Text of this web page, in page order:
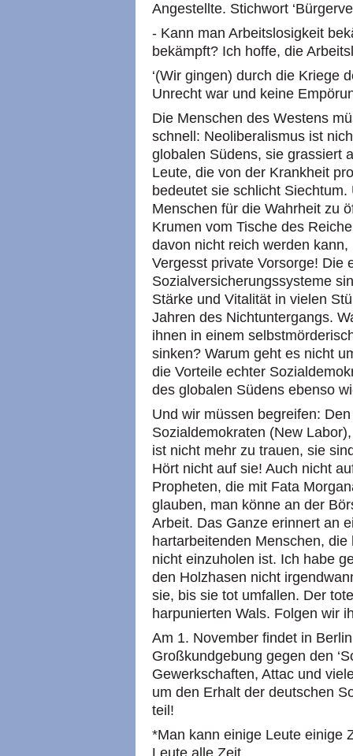
Angestellte. Stichwort
- Kann man Arbeitslosigkeit
bekämpft? Ich hoffe, die
‘(Wir gingen) durch die Kriege
Unrecht war und keine
Die Menschen des Westens
schnell: Neoliberalismus ist
globalen Südens, sie grassiert
Leute, die von der Krankheit
bedeutet sie schlicht
Menschen für die Wahrheit zu
Krumen vom Tische des
davon nicht reich werden
Vergesst private Vorsorge! Die
Sozialversicherungssysteme
Stärke und Vitalität in vielen
Jahren des Nichtuntergangs.
ihnen in einem
sinken? Warum geht es nicht
die Vorteile echter
des globalen Südens ebenso
Und wir müssen begreifen:
Sozialdemokraten (New
ist nicht mehr zu trauen, sie
Hört nicht auf sie! Auch nicht
Propheten, die mit Fata
glauben, man könne an der
Arbeit. Das Ganze erinnert an
hartarbeitenden Menschen,
nicht einzuholen ist. Ich habe
den Holzhasen nicht
sie, bis sie tot umfallen. Der
harpunierten Wals. Folgen wir
Am 1. November findet in
Großkundgebung gegen den
Gewerkschaften, Attac und
um den Erhalt der deutschen
teil!
*Man kann einige Leute einige
Leute alle Zeit